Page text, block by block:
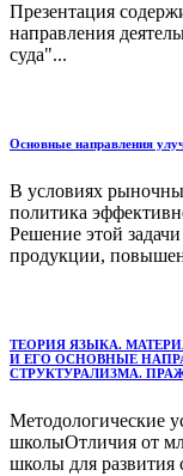
Презентация
направления
суда"...
Основные направления
В условиях
политика
Решение этой
продукции,
ТЕОРИЯ ЯЗЫКА.
И ЕГО ОСНОВНЫЕ
СТРУКТУРАЛИЗМА.
Методологические
школыОтличия от
школы для развития